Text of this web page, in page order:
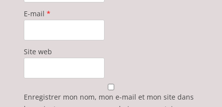
E-mail *
Site web
Enregistrer mon nom, mon e-mail et mon site dans